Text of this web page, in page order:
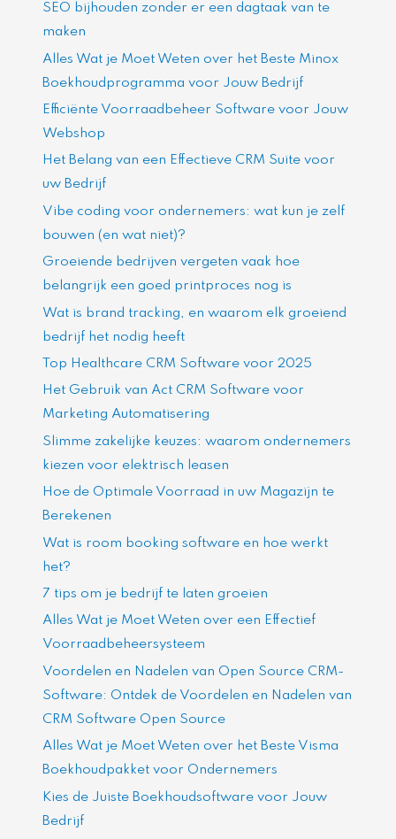
SEO bijhouden zonder er een dagtaak van te
maken
Alles Wat je Moet Weten over het Beste Minox
Boekhoudprogramma voor Jouw Bedrijf
Efficiënte Voorraadbeheer Software voor Jouw
Webshop
Het Belang van een Effectieve CRM Suite voor
uw Bedrijf
Vibe coding voor ondernemers: wat kun je zelf
bouwen (en wat niet)?
Groeiende bedrijven vergeten vaak hoe
belangrijk een goed printproces nog is
Wat is brand tracking, en waarom elk groeiend
bedrijf het nodig heeft
Top Healthcare CRM Software voor 2025
Het Gebruik van Act CRM Software voor
Marketing Automatisering
Slimme zakelijke keuzes: waarom ondernemers
kiezen voor elektrisch leasen
Hoe de Optimale Voorraad in uw Magazijn te
Berekenen
Wat is room booking software en hoe werkt
het?
7 tips om je bedrijf te laten groeien
Alles Wat je Moet Weten over een Effectief
Voorraadbeheersysteem
Voordelen en Nadelen van Open Source CRM-
Software: Ontdek de Voordelen en Nadelen van
CRM Software Open Source
Alles Wat je Moet Weten over het Beste Visma
Boekhoudpakket voor Ondernemers
Kies de Juiste Boekhoudsoftware voor Jouw
Bedrijf